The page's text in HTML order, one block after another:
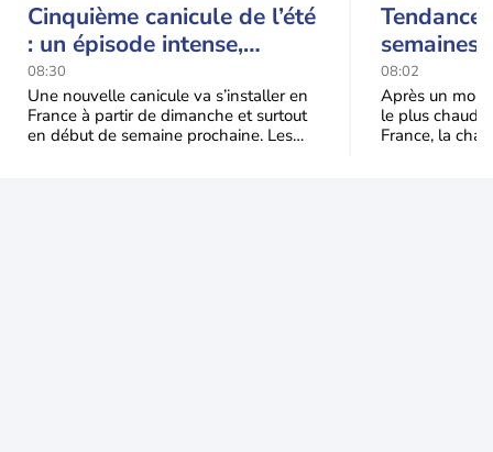
Cinquième canicule de l’été
: un épisode intense,
durable et étendu la
semaine prochaine
08:30
Une nouvelle canicule va s’installer en
France à partir de dimanche et surtout
en début de semaine prochaine. Les
Tendance
semaines
septembre
08:02
Après un
le plus chaud
France, la